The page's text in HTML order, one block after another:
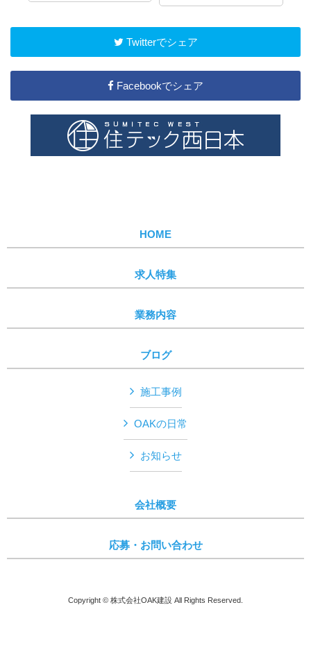
Twitterでシェア
Facebookでシェア
HOME
求人特集
業務内容
ブログ
施工事例
OAKの日常
お知らせ
会社概要
応募・お問い合わせ
Copyright © 株式会社OAK建設 All Rights Reserved.